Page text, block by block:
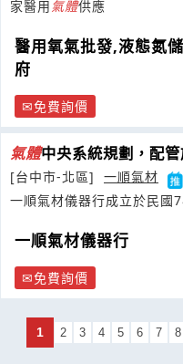
家醫用氣體供應
醫用氧氣批發,液態氮
府
免費詢價
氣體中央系統規劃，配
[台中市-北區]
一順氣材
一順氣材儀器行成立於民國
一順氣材儀器行
免費詢價
1 2 3 4 5 6 7 8